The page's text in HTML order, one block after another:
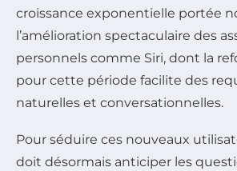
croissance exponentielle portée
l’amélioration spectaculaire des
personnels comme Siri, dont la
pour cette période facilite des
naturelles et conversationnelles.
Pour séduire ces nouveaux
doit désormais anticiper les